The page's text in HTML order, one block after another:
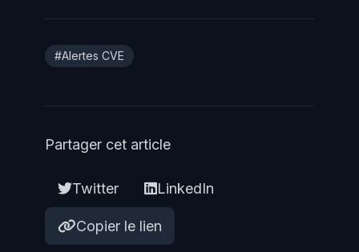
#Alertes CVE
Partager cet article
Twitter LinkedIn
Copier le lien